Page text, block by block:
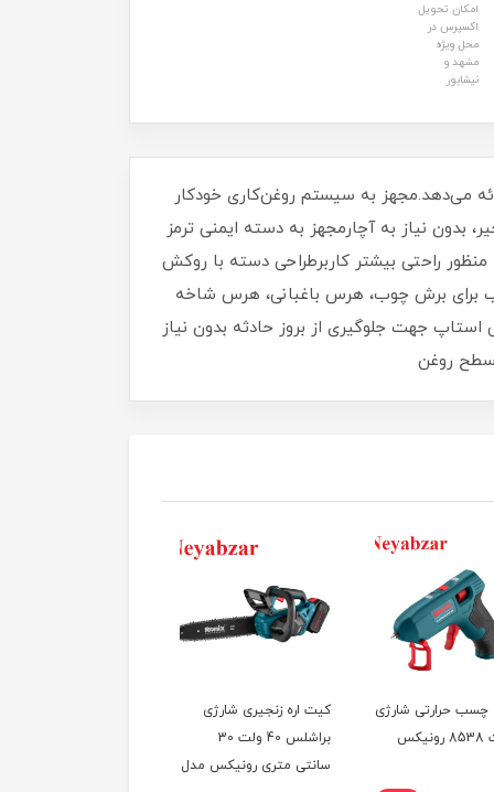
امکان تحویل
اکسپرس در
محل ویژه
مشهد و
نیشابور
برشی بالغ بر8 متر بر ثانیه برشی بی‌نقص را ارائه می‌دهد.مجهز به سیستم روغن‌کاری خودکار
نیاز به آچارمجهز به دسته ایمنی ترمز
راحتی بیشتر کاربرطراحی دسته با روکش
برای برش چوب، هرس باغبانی، هرس شاخه
استاپ جهت جلوگیری از بروز حادثه بدون نیاز
سطح روغن
چسب حرارتی شارژی
کیت اره زنجیری شارژی
براشلس 40 ولت 30
سانتی متری رونیکس مدل